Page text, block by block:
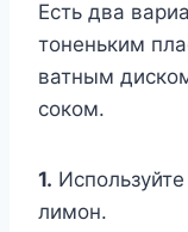
Есть два
тоненьким
ватным
соком.
1.
лимон.